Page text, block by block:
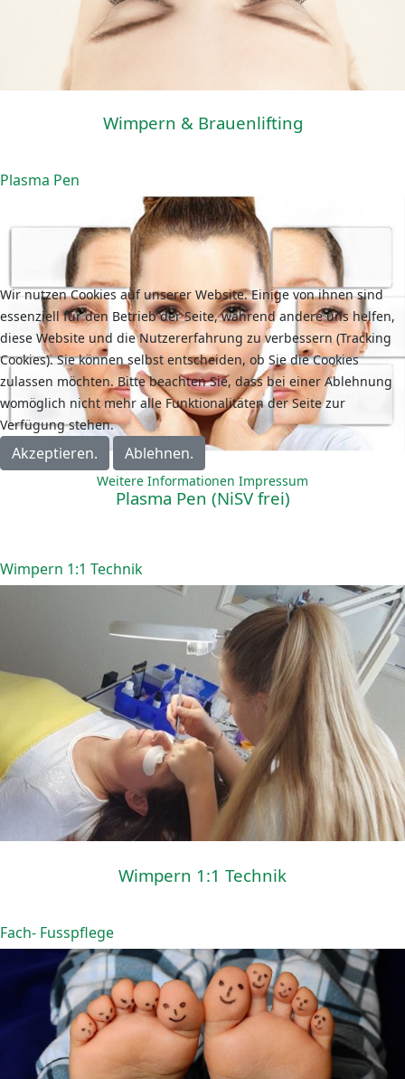
Wimpern & Brauenlifting
Plasma Pen
Plasma Pen (NiSV frei)
Wimpern 1:1 Technik
Wimpern 1:1 Technik
Fach- Fusspflege
Wir nutzen Cookies auf unserer Website. Einige von ihnen sind
essenziell für den Betrieb der Seite, während andere uns helfen,
diese Website und die Nutzererfahrung zu verbessern (Tracking
Cookies). Sie können selbst entscheiden, ob Sie die Cookies
zulassen möchten. Bitte beachten Sie, dass bei einer Ablehnung
womöglich nicht mehr alle Funktionalitäten der Seite zur
Verfügung stehen.
Akzeptieren. Ablehnen.
Weitere Informationen Impressum